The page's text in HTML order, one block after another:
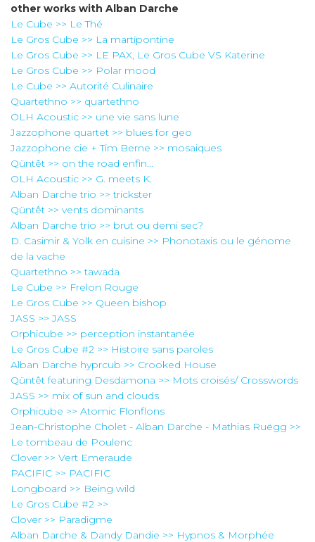
other works with Alban Darche
Le Cube >> Le Thé
Le Gros Cube >> La martipontine
Le Gros Cube >> LE PAX, Le Gros Cube VS Katerine
Le Gros Cube >> Polar mood
Le Cube >> Autorité Culinaire
Quartethno >> quartethno
OLH Acoustic >> une vie sans lune
Jazzophone quartet >> blues for geo
Jazzophone cie + Tim Berne >> mosaiques
Qüntêt >> on the road enfin...
OLH Acoustic >> G. meets K.
Alban Darche trio >> trickster
Qüntêt >> vents dominants
Alban Darche trio >> brut ou demi sec?
D. Casimir & Yolk en cuisine >> Phonotaxis ou le génome
de la vache
Quartethno >> tawada
Le Cube >> Frelon Rouge
Le Gros Cube >> Queen bishop
JASS >> JASS
Orphicube >> perception instantanée
Le Gros Cube #2 >> Histoire sans paroles
Alban Darche hyprcub >> Crooked House
Qüntêt featuring Desdamona >> Mots croisés/ Crosswords
JASS >> mix of sun and clouds
Orphicube >> Atomic Flonflons
Jean-Christophe Cholet - Alban Darche - Mathias Ruëgg >>
Le tombeau de Poulenc
Clover >> Vert Emeraude
PACIFIC >> PACIFIC
Longboard >> Being wild
Le Gros Cube #2 >>
Clover >> Paradigme
Alban Darche & Dandy Dandie >> Hypnos & Morphée